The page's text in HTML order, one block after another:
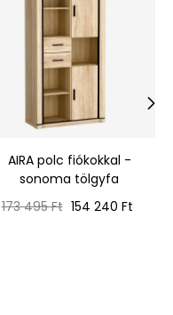
AIRA polc fiókokkal -
sonoma tölgyfa
Normál
173 495 Ft Ár
154 240 Ft